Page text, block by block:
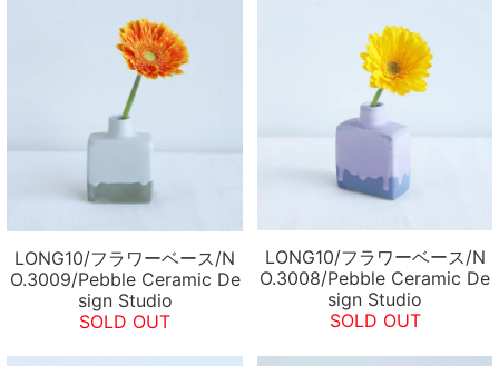
LONG10/フラワーベース/N
O.3009/Pebble Ceramic De
sign Studio
SOLD OUT
LONG10/フラワーベース/N
O.3008/Pebble Ceramic De
sign Studio
SOLD OUT